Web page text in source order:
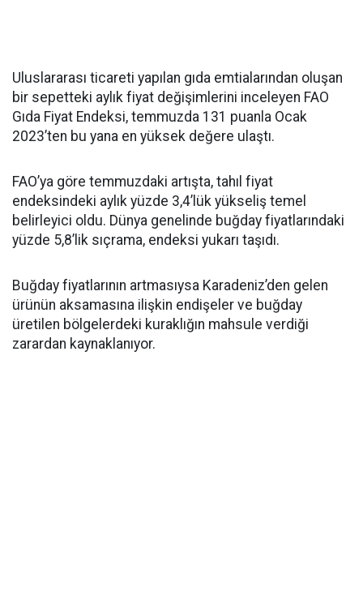
Uluslararası ticareti yapılan gıda emtialarından oluşan
bir sepetteki aylık fiyat değişimlerini inceleyen FAO
Gıda Fiyat Endeksi, temmuzda 131 puanla Ocak
2023’ten bu yana en yüksek değere ulaştı.
FAO’ya göre temmuzdaki artışta, tahıl fiyat
endeksindeki aylık yüzde 3,4’lük yükseliş temel
belirleyici oldu. Dünya genelinde buğday fiyatlarındaki
yüzde 5,8’lik sıçrama, endeksi yukarı taşıdı.
Buğday fiyatlarının artmasıysa Karadeniz’den gelen
ürünün aksamasına ilişkin endişeler ve buğday
üretilen bölgelerdeki kuraklığın mahsule verdiği
zarardan kaynaklanıyor.